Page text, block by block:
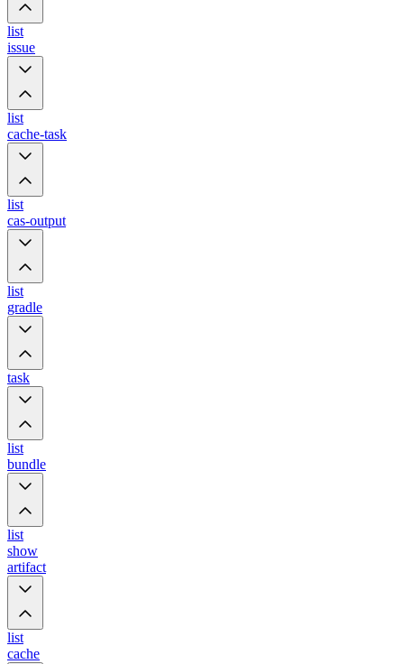
list
issue
list
cache-task
list
cas-output
list
gradle
task
list
bundle
list
show
artifact
list
cache